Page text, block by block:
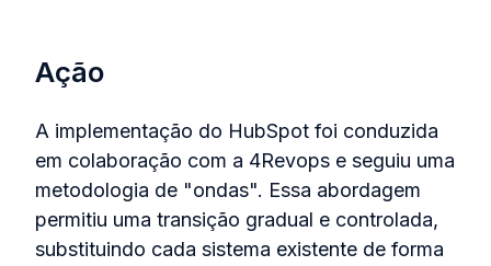
Ação
A implementação do HubSpot foi conduzida
em colaboração com a 4Revops e seguiu uma
metodologia de "ondas". Essa abordagem
permitiu uma transição gradual e controlada,
substituindo cada sistema existente de forma